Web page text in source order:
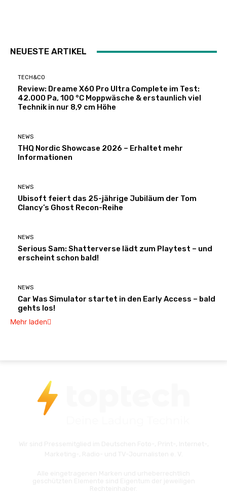
NEUESTE ARTIKEL
TECH&CO
Review: Dreame X60 Pro Ultra Complete im Test:
42.000 Pa, 100 °C Moppwäsche & erstaunlich viel
Technik in nur 8,9 cm Höhe
NEWS
THQ Nordic Showcase 2026 – Erhaltet mehr
Informationen
NEWS
Ubisoft feiert das 25-jährige Jubiläum der Tom
Clancy’s Ghost Recon-Reihe
NEWS
Serious Sam: Shatterverse lädt zum Playtest – und
erscheint schon bald!
NEWS
Car Was Simulator startet in den Early Access – bald
gehts los!
Mehr laden